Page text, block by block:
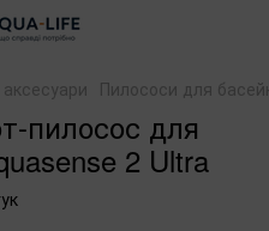
Пилососи для
пилосос для
2 Ultra